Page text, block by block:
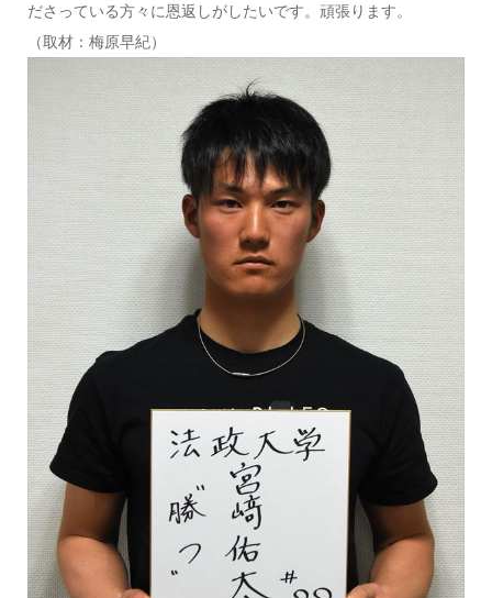
ださっている方々に恩返しがしたいです。頑張ります。
（取材：梅原早紀）